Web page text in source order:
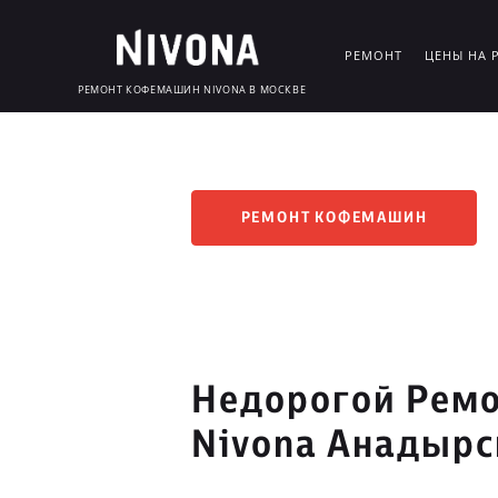
РЕМОНТ КОФЕМАШИН NIVONA В МОСКВЕ
РЕМОНТ ЦЕНЫ НА
РЕМОНТ КОФЕМАШИН
Недорогой
Nivona